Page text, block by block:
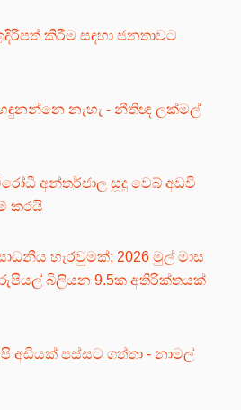
කිරීම සඳහා ජනතාවට
හඳුනන්නෙ නැහැ - නීතිඥ ලක්මල්
අන්තර්ජාල සූදු වෙබ් අඩවි
කරයි
හැරවුමක්; 2026 මුල් මාස
රුපියල් බිලියන 9.5ක අතිරික්තයක්
අඩියක් පස්සට ගත්තා - නාමල්